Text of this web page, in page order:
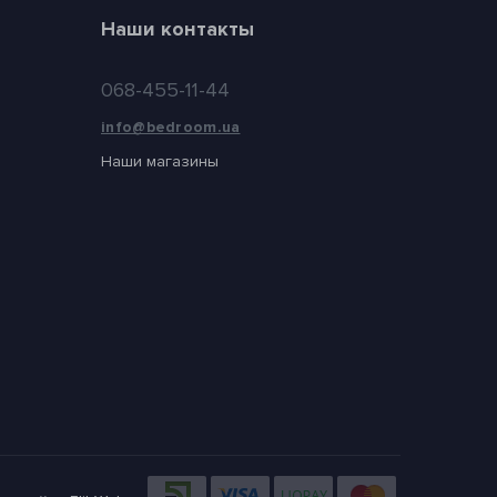
Наши контакты
068-455-11-44
info@bedroom.ua
Наши магазины